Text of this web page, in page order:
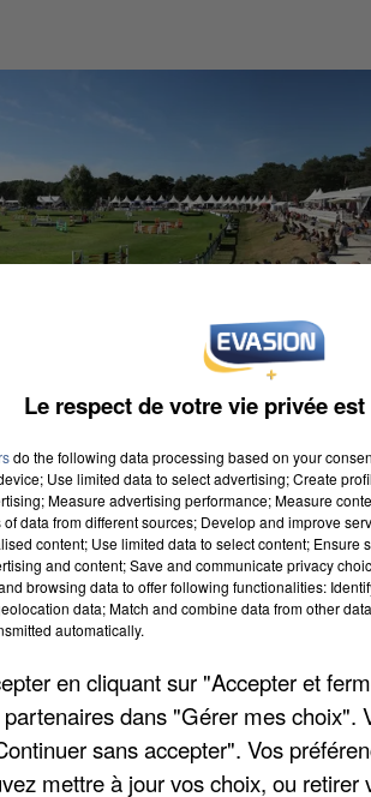
bientôt plus seulement réservé
possibles sur le site, en
Le Parisien. Une volonté
Grand Parquet de Fontainebleau
Le respect de votre vie privée
do the following data processing based on your
Use limited data to select advertising; Create
Measure advertising performance; Measure
data from different sources; Develop and improve
content; Use limited data to select content; Ensure
and content; Save and communicate privacy
browsing data to offer following functionalities:
data; Match and combine data from other
automatically.
en cliquant sur "Accepter et
dans "Gérer mes choix".
sans accepter". Vos
mettre à jour vos choix, ou